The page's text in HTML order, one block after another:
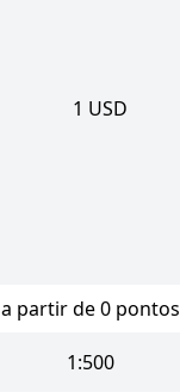
1 USD
a partir de 0 pontos
1:500